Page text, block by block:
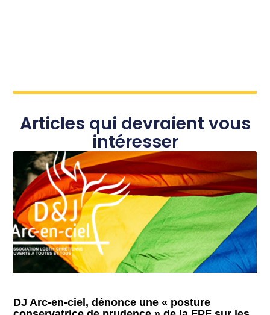
Articles qui devraient vous
intéresser
DJ Arc-en-ciel, dénonce une « posture